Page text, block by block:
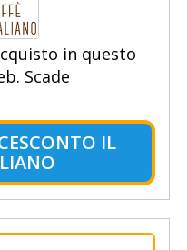
in questo
Scade
IL